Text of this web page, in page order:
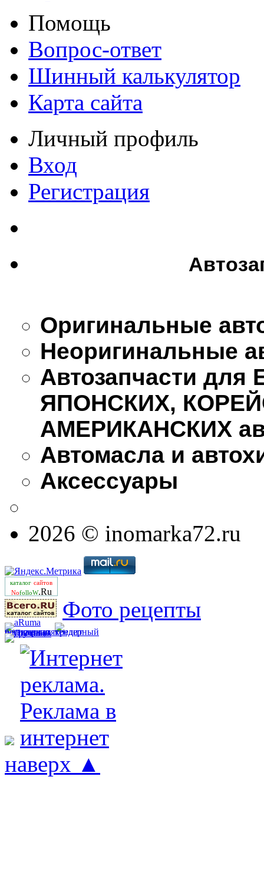
Помощь
Вопрос-ответ
Шинный калькулятор
Карта сайта
Личный профиль
Вход
Регистрация
Оригинальные
Неоригинальные
Автозапчасти
ЯПОНСКИХ,
АМЕРИКАНСКИХ
Автомасла и
Аксессуары
2026 © inomarka72.ru
каталог сайтов
NofolloW.Ru
Фото рецепты
наверх ▲